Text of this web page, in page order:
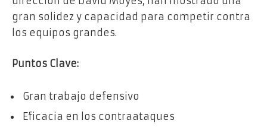
gran solidez y capacidad para competir contra
los equipos grandes.
Puntos Clave:
Gran trabajo defensivo
Eficacia en los contraataques